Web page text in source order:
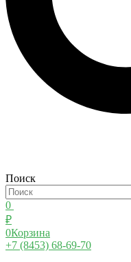
Поиск
0
₽
0Корзина
+7 (8453) 68-69-70